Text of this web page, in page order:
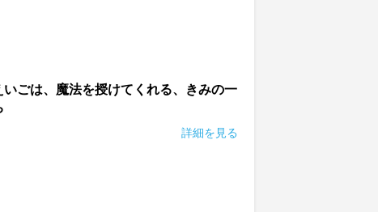
いごは、魔法を授けてくれる、きみの一
詳細を見る